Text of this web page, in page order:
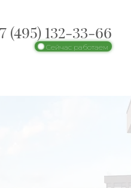
(495) 132-33-66
Сейчас работаем